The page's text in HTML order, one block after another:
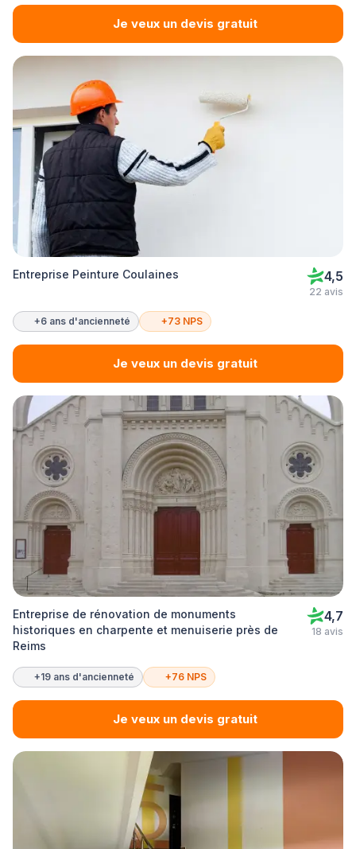
Je veux un devis gratuit
Entreprise Peinture Coulaines 4,5
22 avis
+6 ans d'ancienneté +73 NPS
Je veux un devis gratuit
Entreprise de rénovation de monuments
historiques en charpente et menuiserie près de
Reims
4,7
18 avis
+19 ans d'ancienneté +76 NPS
Je veux un devis gratuit